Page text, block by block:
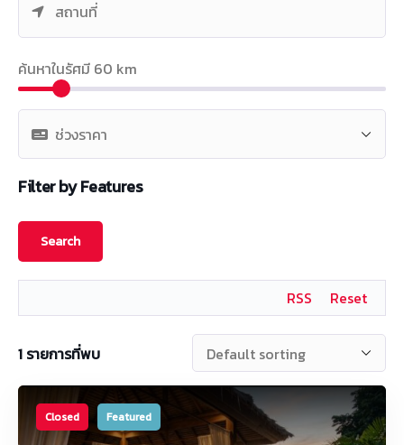
ค้นหาในรัศมี 60 km
Filter by Features
Reset
RSS
1 รายการที่พบ
Closed Featured